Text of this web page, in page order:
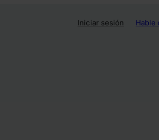
Hable
Iniciar sesión